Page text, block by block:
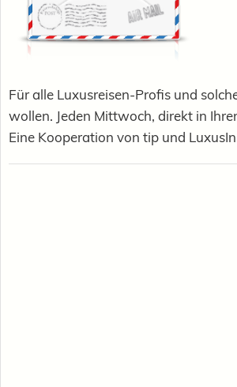
Für alle Luxusreisen-Profis und
wollen. Jeden Mittwoch, direkt in
Eine Kooperation von tip und